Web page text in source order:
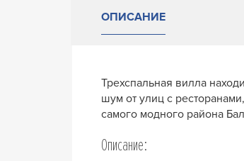
ОПИСАНИЕ
Трехспальная вилла
шум от улиц с
самого модного района
Описание: